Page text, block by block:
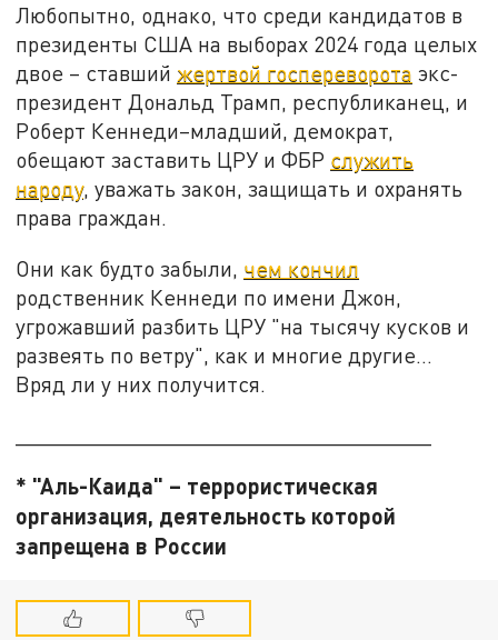
Любопытно, однако, что среди кандидатов в
президенты США на выборах 2024 года целых
двое – ставший жертвой госпереворота экс-
президент Дональд Трамп, республиканец, и
Роберт Кеннеди–младший, демократ,
обещают заставить ЦРУ и ФБР служить
народу, уважать закон, защищать и охранять
права граждан.
Они как будто забыли, чем кончил
родственник Кеннеди по имени Джон,
угрожавший разбить ЦРУ "на тысячу кусков и
развеять по ветру", как и многие другие…
Вряд ли у них получится.
* "Аль-Каида" – террористическая
организация, деятельность которой
запрещена в России